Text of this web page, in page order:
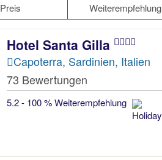
Preis Weiterempfehlung
Hotel Santa Gilla
Capoterra, Sardinien, Italien
73 Bewertungen
5.2 - 100 % Weiterempfehlung